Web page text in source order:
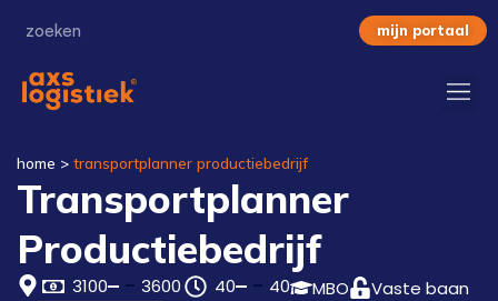
mijn portaal
home > transportplanner productiebedrijf
Transportplanner
Productiebedrijf
3100 3600 40 40 MBO Vaste baan